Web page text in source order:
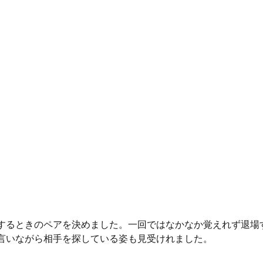
きのペアを決めました。一回ではなかなか覚えれず退場
いながら相手を探している姿も見受けれました。